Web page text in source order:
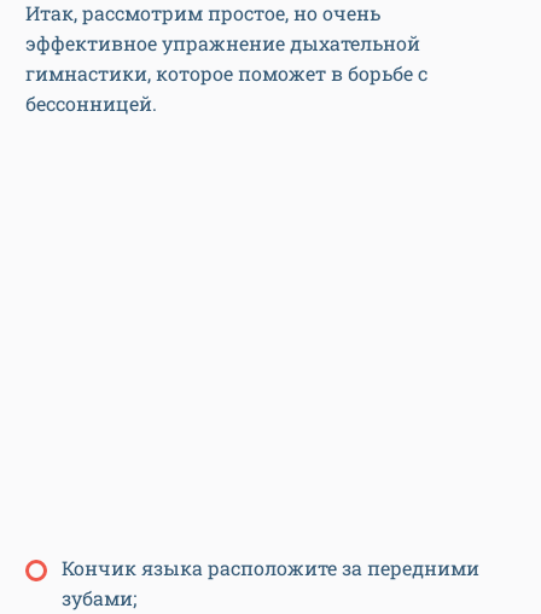
Итак, рассмотрим простое, но очень
эффективное упражнение дыхательной
гимнастики, которое поможет в борьбе с
бессонницей.
Кончик языка расположите за передними
зубами;